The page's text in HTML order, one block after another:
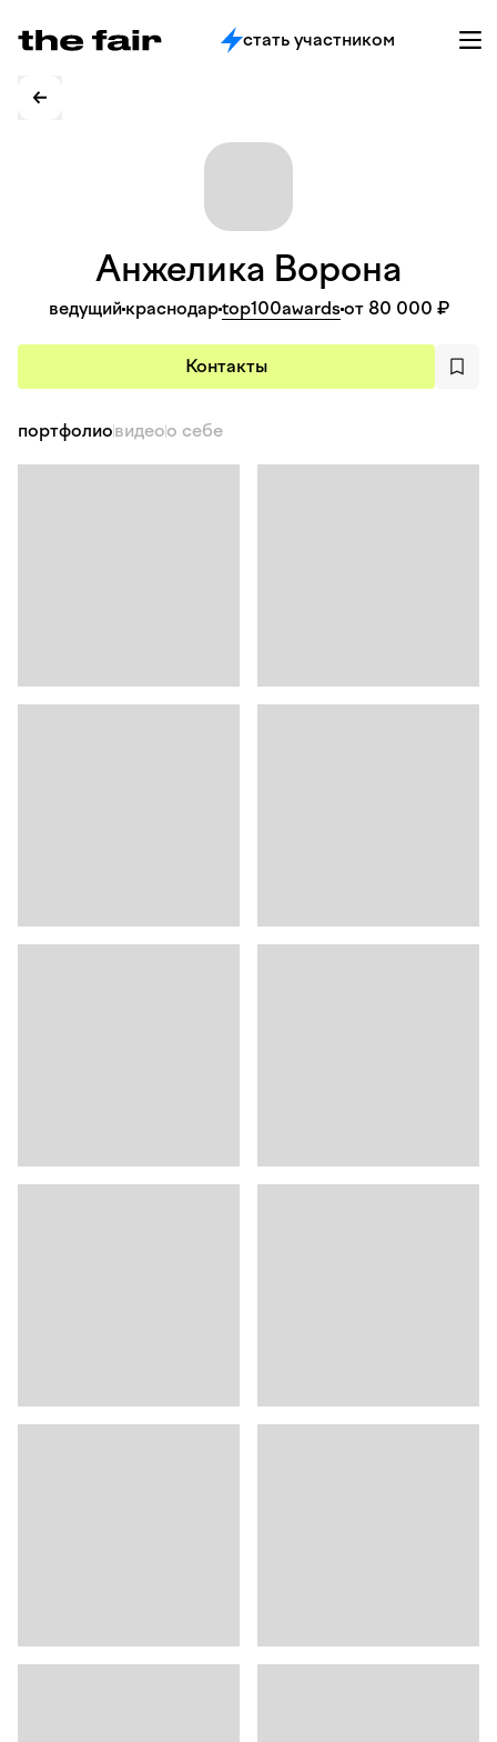
стать участником
Анжелика Ворона
ведущийкраснодарtop100awardsот 80 000 ₽
Контакты
портфолиовидеоо себе